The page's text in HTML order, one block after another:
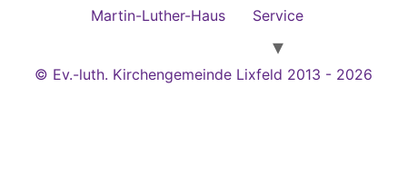
Martin-Luther-Haus Service
© Ev.-luth. Kirchengemeinde Lixfeld 2013 - 2026